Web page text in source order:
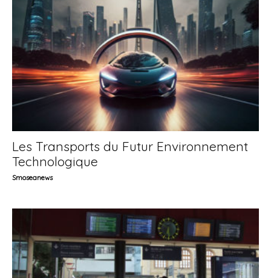
Les Transports du Futur Environnement
Technologique
Smoseanews